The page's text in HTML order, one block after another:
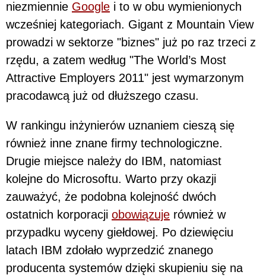
niezmiennie Google i to w obu wymienionych
wcześniej kategoriach. Gigant z Mountain View
prowadzi w sektorze "biznes" już po raz trzeci z
rzędu, a zatem według "The World’s Most
Attractive Employers 2011" jest wymarzonym
pracodawcą już od dłuższego czasu.
W rankingu inżynierów uznaniem cieszą się
również inne znane firmy technologiczne.
Drugie miejsce należy do IBM, natomiast
kolejne do Microsoftu. Warto przy okazji
zauważyć, że podobna kolejność dwóch
ostatnich korporacji obowiązuje również w
przypadku wyceny giełdowej. Po dziewięciu
latach IBM zdołało wyprzedzić znanego
producenta systemów dzięki skupieniu się na